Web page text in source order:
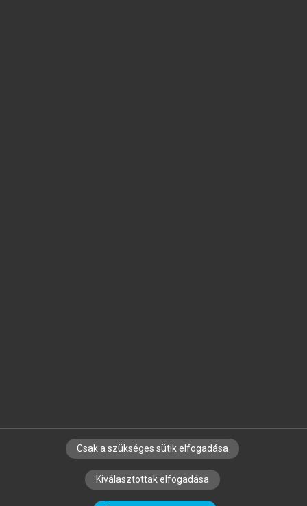
SZERZŐKNEK CÉGEKNEK KÖNYVTÁROSOKNAK
SZERKESZTÉSI ÉS LEKTORÁLÁSI ALAPELVEK
Csak a szükséges sütik elfogadása
Kiválasztottak elfogadása